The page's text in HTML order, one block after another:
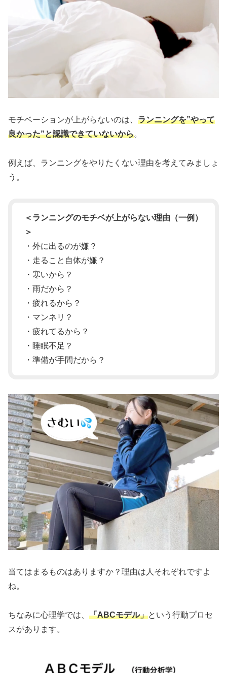
モチベーションが上がらないのは、 ランニングを”やって
良かった”と認識できていないから。
例えば、ランニングをやりたくない理由を考えてみましょ
う。
＜ランニングのモチベが上がらない理由（一例）
＞
・外に出るのが嫌？
・走ること自体が嫌？
・寒いから？
・雨だから？
・疲れるから？
・マンネリ？
・疲れてるから？
・睡眠不足？
・準備が手間だから？
当てはまるものはありますか？理由は人それぞれですよ
ね。
ちなみに心理学では、 「ABCモデル」という行動プロセ
スがあります。